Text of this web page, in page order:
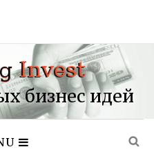
бизнес идей